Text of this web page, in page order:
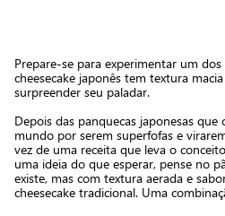
Prepare-se para experimentar um
cheesecake japonês tem textura
surpreender seu paladar.
Depois das panquecas japonesas
mundo por serem superfofas e
vez de uma receita que leva o
uma ideia do que esperar, pense no
existe, mas com textura aerada e
cheesecake tradicional. Uma